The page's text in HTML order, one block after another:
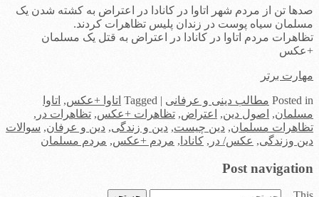
صدها تن از مردم شهر اتاوا در کانادا در اعتراض به کشته شدن یک
مسلمان سیاه پوست در زندان پلیس تظاهرات کردند.
تظاهرات مردم اتاوا در کانادا در اعتراض به قتل یک مسلمان
+عکس
مهارت برتر
Posted in مطالب دینی و عرفانی |
Tagged اتاوا +عکس, اتاوا
مسلمان, اصول دین, اعتراض, تظاهرات +عکس, تظاهرات در ,
تظاهرات مسلمان, دین چیست, دین و زندگی, دین و عرفان, سوالات
دین وزندگی, عکس/ در , کانادا , مردم +عکس, مردم مسلمان
Post navigation